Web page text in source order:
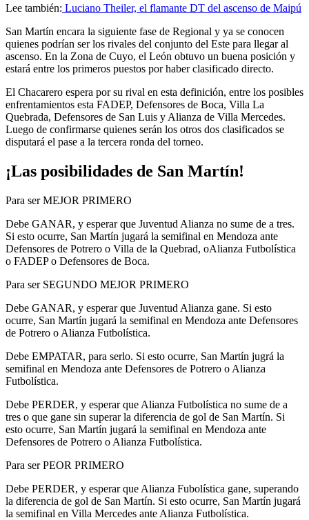
Lee también: Luciano Theiler, el flamante DT del ascenso de Maipú
San Martín encara la siguiente fase de Regional y ya se conocen
quienes podrían ser los rivales del conjunto del Este para llegar al
ascenso. En la Zona de Cuyo, el León obtuvo un buena posición y
estará entre los primeros puestos por haber clasificado directo.
El Chacarero espera por su rival en esta definición, entre los posibles
enfrentamientos esta FADEP, Defensores de Boca, Villa La
Quebrada, Defensores de San Luis y Alianza de Villa Mercedes.
Luego de confirmarse quienes serán los otros dos clasificados se
disputará el pase a la tercera ronda del torneo.
¡Las posibilidades de San Martín!
Para ser MEJOR PRIMERO
Debe GANAR, y esperar que Juventud Alianza no sume de a tres.
Si esto ocurre, San Martín jugará la semifinal en Mendoza ante
Defensores de Potrero o Villa de la Quebrad, oAlianza Futbolística
o FADEP o Defensores de Boca.
Para ser SEGUNDO MEJOR PRIMERO
Debe GANAR, y esperar que Juventud Alianza gane. Si esto
ocurre, San Martín jugará la semifinal en Mendoza ante Defensores
de Potrero o Alianza Futbolística.
Debe EMPATAR, para serlo. Si esto ocurre, San Martín jugrá la
semifinal en Mendoza ante Defensores de Potrero o Alianza
Futbolística.
Debe PERDER, y esperar que Alianza Futbolística no sume de a
tres o que gane sin superar la diferencia de gol de San Martín. Si
esto ocurre, San Martín jugará la semifinal en Mendoza ante
Defensores de Potrero o Alianza Futbolística.
Para ser PEOR PRIMERO
Debe PERDER, y esperar que Alianza Fubolística gane, superando
la diferencia de gol de San Martín. Si esto ocurre, San Martín jugará
la semifinal en Villa Mercedes ante Alianza Futbolística.